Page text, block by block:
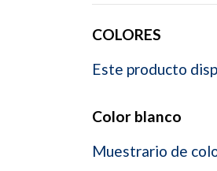
COLORES
Este producto
Color blanco
Muestrario de